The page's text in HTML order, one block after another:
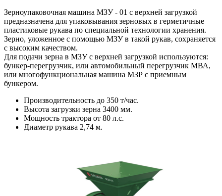
Зерноупаковочная машина МЗУ - 01 с верхней загрузкой
предназначена для упаковывания зерновых в герметичные
пластиковые рукава по специальной технологии хранения.
Зерно, уложенное с помощью МЗУ в такой рукав, сохраняется
с высоким качеством.
Для подачи зерна в МЗУ с верхней загрузкой используются:
бункер-перегрузчик, или автомобильный перегрузчик МВА,
или многофункциональная машина МЗР с приемным
бункером.
Производительность до 350 т/час.
Высота загрузки зерна 3400 мм.
Мощность трактора от 80 л.с.
Диаметр рукава 2,74 м.